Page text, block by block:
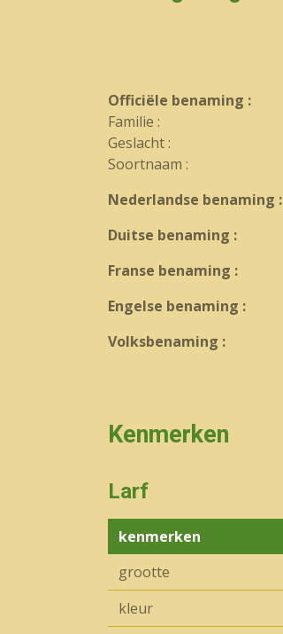
Officiële benaming :
Familie :
Geslacht :
Soortnaam :
Nederlandse benaming :
Duitse benaming :
Franse benaming :
Engelse benaming :
Volksbenaming :
Kenmerken
Larf
kenmerken
grootte
kleur